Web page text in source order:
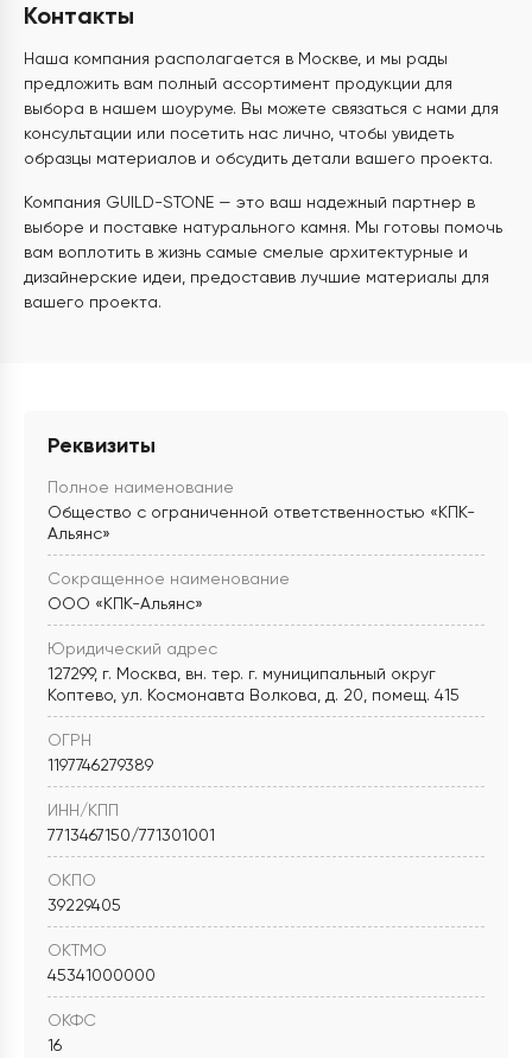
Контакты
Наша компания располагается в Москве, и мы рады
предложить вам полный ассортимент продукции для
выбора в нашем шоуруме. Вы можете связаться с нами для
консультации или посетить нас лично, чтобы увидеть
образцы материалов и обсудить детали вашего проекта.
Компания GUILD-STONE — это ваш надежный партнер в
выборе и поставке натурального камня. Мы готовы помочь
вам воплотить в жизнь самые смелые архитектурные и
дизайнерские идеи, предоставив лучшие материалы для
вашего проекта.
Реквизиты
Полное наименование
Общество с ограниченной ответственностью «КПК-
Альянс»
Сокращенное наименование
ООО «КПК-Альянс»
Юридический адрес
127299, г. Москва, вн. тер. г. муниципальный округ
Коптево, ул. Космонавта Волкова, д. 20, помещ. 415
ОГРН
1197746279389
ИНН/КПП
7713467150/771301001
ОКПО
39229405
ОКТМО
45341000000
ОКФС
16